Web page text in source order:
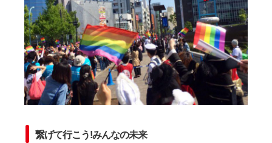
繋げて行こう!みんなの未来